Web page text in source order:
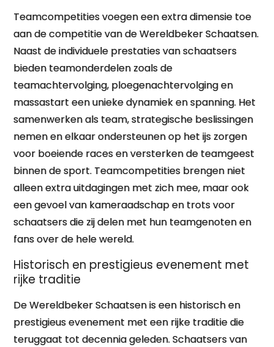
Teamcompetities voegen een extra dimensie toe
aan de competitie van de Wereldbeker Schaatsen.
Naast de individuele prestaties van schaatsers
bieden teamonderdelen zoals de
teamachtervolging, ploegenachtervolging en
massastart een unieke dynamiek en spanning. Het
samenwerken als team, strategische beslissingen
nemen en elkaar ondersteunen op het ijs zorgen
voor boeiende races en versterken de teamgeest
binnen de sport. Teamcompetities brengen niet
alleen extra uitdagingen met zich mee, maar ook
een gevoel van kameraadschap en trots voor
schaatsers die zij delen met hun teamgenoten en
fans over de hele wereld.
Historisch en prestigieus evenement met
rijke traditie
De Wereldbeker Schaatsen is een historisch en
prestigieus evenement met een rijke traditie die
teruggaat tot decennia geleden. Schaatsers van